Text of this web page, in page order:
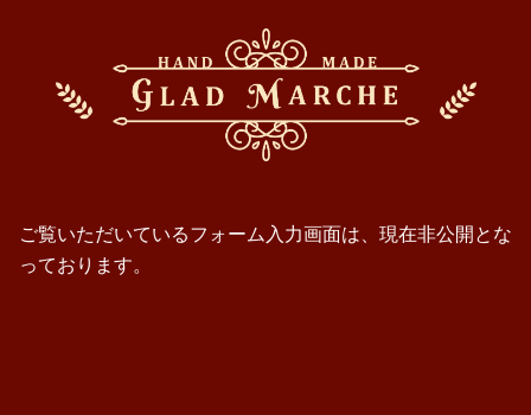
ご覧いただいているフォーム入力画面は、現在非公開とな
っております。